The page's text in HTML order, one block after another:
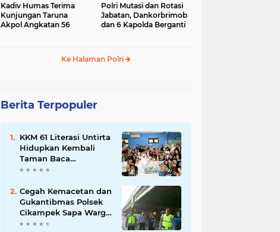
Kadiv Humas Terima
Kunjungan Taruna
Akpol Angkatan 56
Polri Mutasi dan Rotasi
Jabatan, Dankorbrimob
dan 6 Kapolda Berganti
Ke Halaman Polri
Berita Terpopuler
KKM 61 Literasi Untirta
Hidupkan Kembali
Taman Baca
Masyarakat di
Program dengan
Festival Literasi
Cegah Kemacetan dan
Gukantibmas Polsek
Cikampek Sapa Warga
di Bawah Fly Over